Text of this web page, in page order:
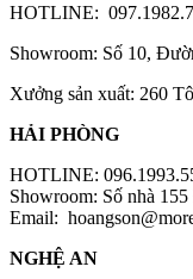
HOTLINE:
Showroom: Số 10,
Xưởng sản xuất: 260
HẢI PHÒNG
HOTLINE:
Showroom: Số nhà
Email:
NGHỆ AN